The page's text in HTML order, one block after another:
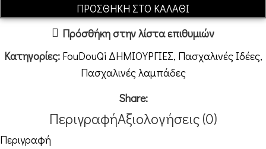
ΠΡΟΣΘΉΚΗ ΣΤΟ ΚΑΛΆΘΙ
Πρόσθήκη στην λίστα επιθυμιών
Κατηγορίες: FouDouQi ΔΗΜΙΟΥΡΓΙΕΣ, Πασχαλινές Ιδέες,
Πασχαλινές λαμπάδες
Share:
ΠεριγραφήΑξιολογήσεις (0)
Περιγραφή